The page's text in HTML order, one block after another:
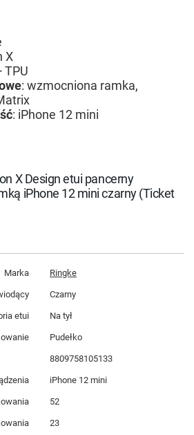
X
TPU
: wzmocniona ramka,
: iPhone 12 mini
X Design etui pancerny
iPhone 12 mini czarny (Ticket
Marka Ringke
Czarny
etui Na tył
Pudełko
8809758105133
iPhone 12 mini
52
23